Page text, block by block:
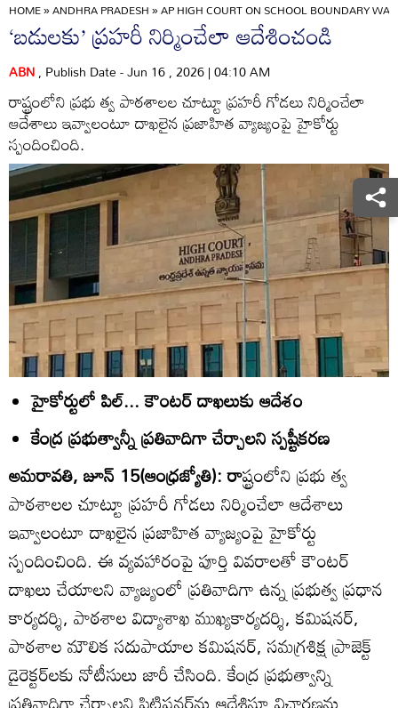
HOME»ANDHRA PRADESH»AP HIGH COURT ON SCHOOL BOUNDARY
‘బడులకు’ ప్రహరీ నిర్మించేలా ఆదేశించండి
ABN, Publish Date - Jun 16 , 2026 | 04:10 AM
రాష్ట్రంలోని ప్రభు త్వ పాఠశాలల చూట్టూ ప్రహరీ గోడలు నిర్మించేలా
ఆదేశాలు ఇవ్వాలంటూ దాఖలైన ప్రజాహిత వ్యాజ్యంపై హైకోర్టు
స్పందించింది.
హైకోర్టులో పిల్‌... కౌంటర్‌ దాఖలుకు ఆదేశం
కేంద్ర ప్రభుత్వాన్నీ ప్రతివాదిగా చేర్చాలని స్పష్టీకరణ
అమరావతి, జూన్‌ 15(ఆంధ్రజ్యోతి): రాష్ట్రంలోని ప్రభు త్వ
పాఠశాలల చూట్టూ ప్రహరీ గోడలు నిర్మించేలా ఆదేశాలు
ఇవ్వాలంటూ దాఖలైన ప్రజాహిత వ్యాజ్యంపై హైకోర్టు
స్పందించింది. ఈ వ్యవహారంపై పూర్తి వివరాలతో కౌంటర్‌
దాఖలు చేయాలని వ్యాజ్యంలో ప్రతివాదిగా ఉన్న ప్రభుత్వ ప్రధాన
కార్యదర్శి, పాఠశాల విద్యాశాఖ ముఖ్యకార్యదర్శి, కమిషనర్‌,
పాఠశాల మౌలిక సదుపాయాల కమిషనర్‌, సమగ్రశిక్ష ప్రాజెక్ట్‌
డైరెక్టర్‌లకు నోటీసులు జారీ చేసింది. కేంద్ర ప్రభుత్వాన్ని